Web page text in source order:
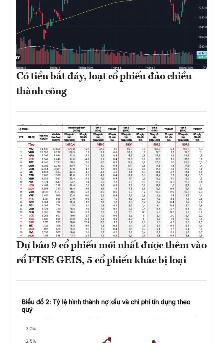
Có tiền bắt đáy, loạt cổ phiếu đảo chiều
thành công
Dự báo 9 cổ phiếu mới nhất được thêm vào
rổ FTSE GEIS, 5 cổ phiếu khác bị loại